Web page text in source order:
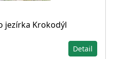
jezírka Krokodýl
Detail